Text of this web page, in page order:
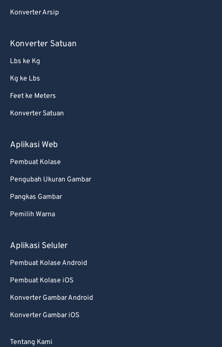
Konverter Arsip
Konverter Satuan
Lbs ke Kg
Kg ke Lbs
Feet ke Meters
Konverter Satuan
Aplikasi Web
Pembuat Kolase
Pengubah Ukuran Gambar
Pangkas Gambar
Pemilih Warna
Aplikasi Seluler
Pembuat Kolase Android
Pembuat Kolase iOS
Konverter Gambar Android
Konverter Gambar iOS
Tentang Kami